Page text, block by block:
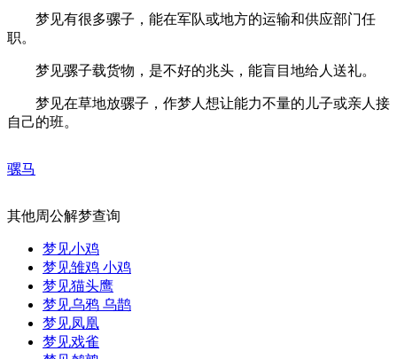
梦见有很多骡子，能在军队或地方的运输和供应部门任
职。
梦见骡子载货物，是不好的兆头，能盲目地给人送礼。
梦见在草地放骡子，作梦人想让能力不量的儿子或亲人接
自己的班。
骡马
其他周公解梦查询
梦见小鸡
梦见雏鸡 小鸡
梦见猫头鹰
梦见乌鸦 乌鹊
梦见凤凰
梦见戏雀